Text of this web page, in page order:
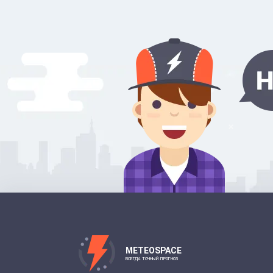
METEOSPACE
ВСЕГДА ТОЧНЫЙ ПРОГНОЗ